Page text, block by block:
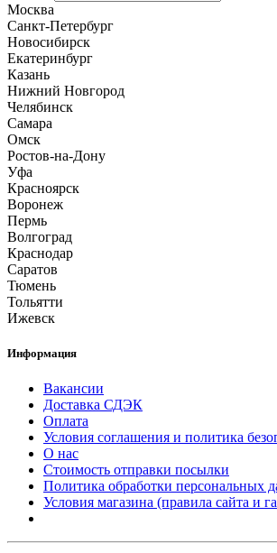
Москва
Санкт-Петербург
Новосибирск
Екатеринбург
Казань
Нижний Новгород
Челябинск
Самара
Омск
Ростов-на-Дону
Уфа
Красноярск
Воронеж
Пермь
Волгоград
Краснодар
Саратов
Тюмень
Тольятти
Ижевск
Информация
Вакансии
Доставка СДЭК
Оплата
Условия соглашения и политика
О нас
Стоимость отправки посылки
Политика обработки персональных
Условия магазина (правила сайта и